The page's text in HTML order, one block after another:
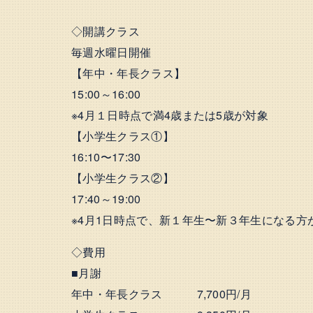
◇開講クラス
毎週水曜日開催
【年中・年長クラス】
15:00～16:00
※4月１日時点で満4歳または5歳が対象
【小学生クラス①】
16:10〜17:30
【小学生クラス②】
17:40～19:00
※4月1日時点で、新１年生〜新３年生になる方
◇費用
■月謝
年中・年長クラス 7,700円/月